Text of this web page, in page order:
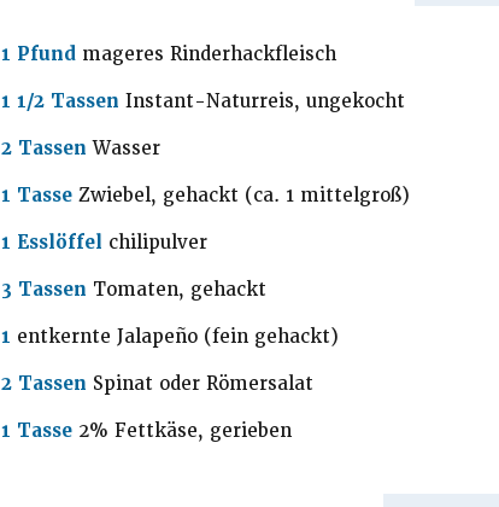
1 Pfund mageres Rinderhackfleisch
1 1/2 Tassen Instant-Naturreis, ungekocht
2 Tassen Wasser
1 Tasse Zwiebel, gehackt (ca. 1 mittelgroß)
1 Esslöffel chilipulver
3 Tassen Tomaten, gehackt
1 entkernte Jalapeño (fein gehackt)
2 Tassen Spinat oder Römersalat
1 Tasse 2% Fettkäse, gerieben